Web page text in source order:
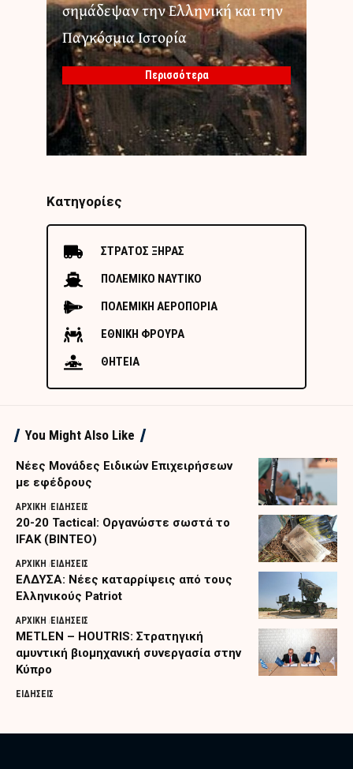
σημάδεψαν την Ελληνική και την
Παγκόσμια Ιστορία
Περισσότερα
Κατηγορίες
ΣΤΡΑΤΟΣ ΞΗΡΑΣ
ΠΟΛΕΜΙΚΟ ΝΑΥΤΙΚΟ
ΠΟΛΕΜΙΚΗ ΑΕΡΟΠΟΡΙΑ
ΕΘΝΙΚΗ ΦΡΟΥΡΑ
ΘΗΤΕΙΑ
You Might Also Like
Nέες Μονάδες Ειδικών Επιχειρήσεων
με εφέδρους
ΑΡΧΙΚΗ ΕΙΔΗΣΕΙΣ
20-20 Tactical: Οργανώστε σωστά το
IFAK (ΒΙΝΤΕΟ)
ΑΡΧΙΚΗ ΕΙΔΗΣΕΙΣ
ΕΛΔΥΣΑ: Νέες καταρρίψεις από τους
Ελληνικούς Patriot
ΑΡΧΙΚΗ ΕΙΔΗΣΕΙΣ
METLEN – HOUTRIS: Στρατηγική
αμυντική βιομηχανική συνεργασία στην
Κύπρο
ΕΙΔΗΣΕΙΣ